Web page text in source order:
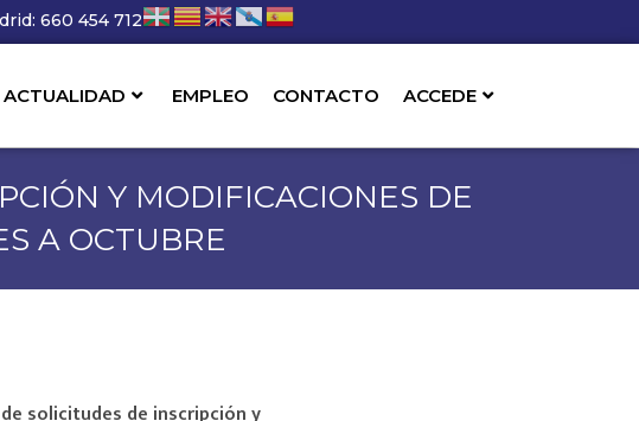
660 454 712
ACTUALIDAD EMPLEO CONTACTO ACCEDE
Y MODIFICACIONES DE
A OCTUBRE
solicitudes de inscripción y